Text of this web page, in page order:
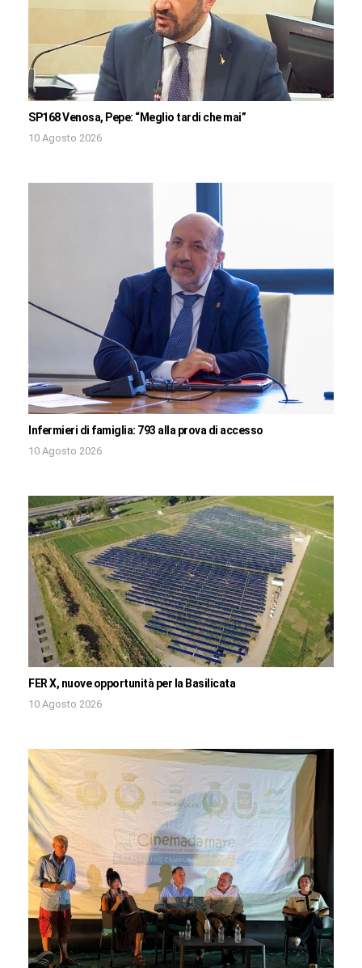
SP168 Venosa, Pepe: “Meglio tardi che mai”
10 Agosto 2026
Infermieri di famiglia: 793 alla prova di accesso
10 Agosto 2026
FER X, nuove opportunità per la Basilicata
10 Agosto 2026